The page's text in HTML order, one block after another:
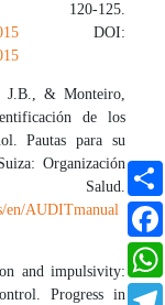
120-125.
DOI:
J.B., & Monteiro,
de los
Pautas para su
Organización
en/AUDITmanual
and impulsivity:
Progress in